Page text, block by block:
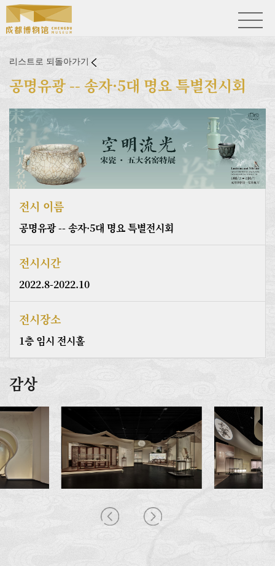
리스트로 되돌아가기
공명유광 -- 송자·5대 명요 특별전시회
전시 이름
공명유광 -- 송자·5대 명요 특별전시회
전시시간
2022.8-2022.10
전시장소
1층 임시 전시홀
감상